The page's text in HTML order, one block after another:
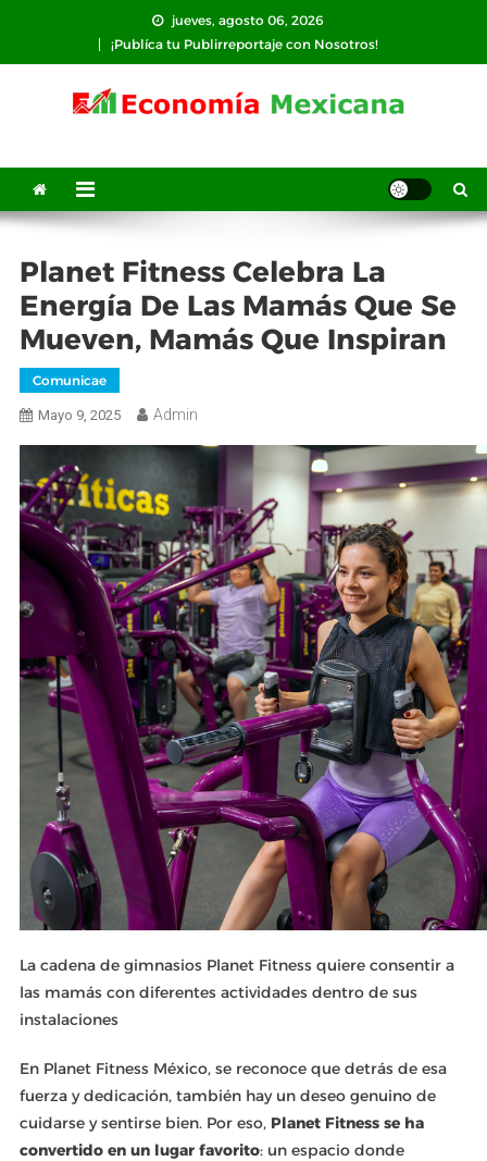
contenido
jueves, agosto 06, 2026
¡Publíca tu Publirreportaje con Nosotros!
Planet Fitness Celebra La
Energía De Las Mamás Que Se
Mueven, Mamás Que Inspiran
Comunicae
Mayo 9, 2025 Admin
La cadena de gimnasios Planet Fitness quiere consentir a
las mamás con diferentes actividades dentro de sus
instalaciones
En Planet Fitness México, se reconoce que detrás de esa
fuerza y dedicación, también hay un deseo genuino de
cuidarse y sentirse bien. Por eso, Planet Fitness se ha
convertido en un lugar favorito: un espacio donde